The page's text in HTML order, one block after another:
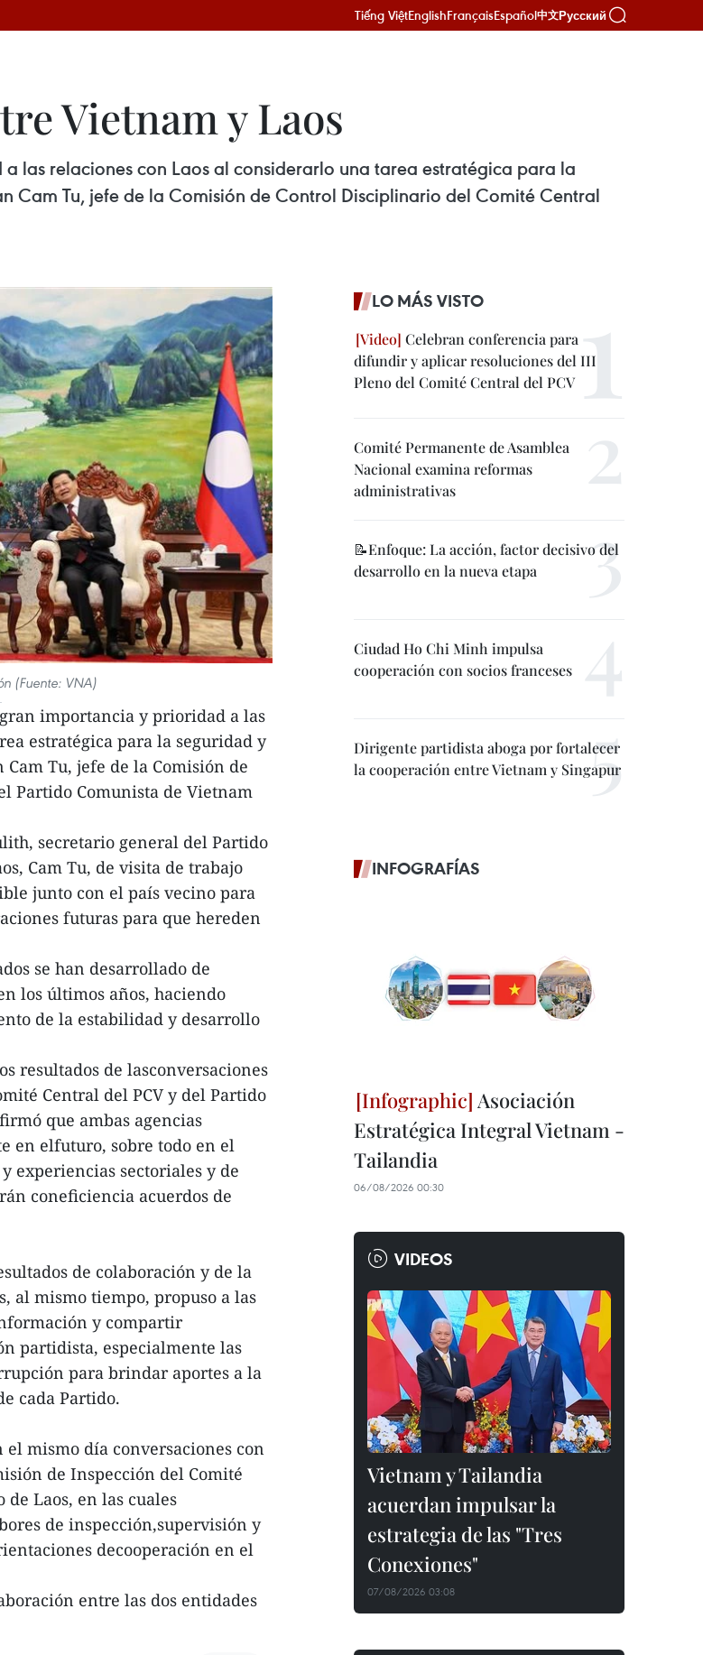
Tiếng ViệtEnglishFrançaisEspañol中文Русский
Vietnam y Laos
las relaciones con Laos al considerarlo una tarea estratégica para la
Cam Tu, jefe de la Comisión de Control Disciplinario del Comité Central
(Fuente: VNA)
importancia y prioridad a las
estratégica para la seguridad y
Tu, jefe de la Comisión de
Partido Comunista de Vietnam
secretario general del Partido
Cam Tu, de visita de trabajo
junto con el país vecino para
futuras para que hereden
se han desarrollado de
los últimos años, haciendo
de la estabilidad y desarrollo
resultados de lasconversaciones
Central del PCV y del Partido
que ambas agencias
en elfuturo, sobre todo en el
experiencias sectoriales y de
coneficiencia acuerdos de
de colaboración y de la
al mismo tiempo, propuso a las
y compartir
partidista, especialmente las
para brindar aportes a la
cada Partido.
mismo día conversaciones con
de Inspección del Comité
Laos, en las cuales
de inspección,supervisión y
decooperación en el
entre las dos entidades
LO MÁS VISTO
Celebran conferencia para
difundir y aplicar resoluciones del III
Pleno del Comité Central del PCV
Comité Permanente de Asamblea
Nacional examina reformas
administrativas
📝Enfoque: La acción, factor decisivo del
desarrollo en la nueva etapa
Ciudad Ho Chi Minh impulsa
cooperación con socios franceses
Dirigente partidista aboga por fortalecer
la cooperación entre Vietnam y Singapur
INFOGRAFÍAS
Asociación
Estratégica Integral Vietnam -
Tailandia
06/08/2026 00:30
VIDEOS
Vietnam y Tailandia
acuerdan impulsar la
estrategia de las "Tres
Conexiones"
07/08/2026 03:08